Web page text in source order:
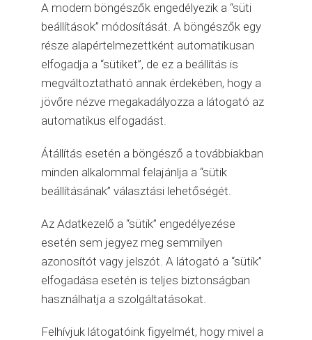
A modern böngészők engedélyezik a “süti
beállítások” módosítását. A böngészők egy
része alapértelmezettként automatikusan
elfogadja a “sütiket”, de ez a beállítás is
megváltoztatható annak érdekében, hogy a
jövőre nézve megakadályozza a látogató az
automatikus elfogadást.
Átállítás esetén a böngésző a továbbiakban
minden alkalommal felajánlja a “sütik
beállításának” választási lehetőségét.
Az Adatkezelő a “sütik” engedélyezése
esetén sem jegyez meg semmilyen
azonosítót vagy jelszót. A látogató a “sütik”
elfogadása esetén is teljes biztonságban
használhatja a szolgáltatásokat.
Felhívjuk látogatóink figyelmét, hogy mivel a